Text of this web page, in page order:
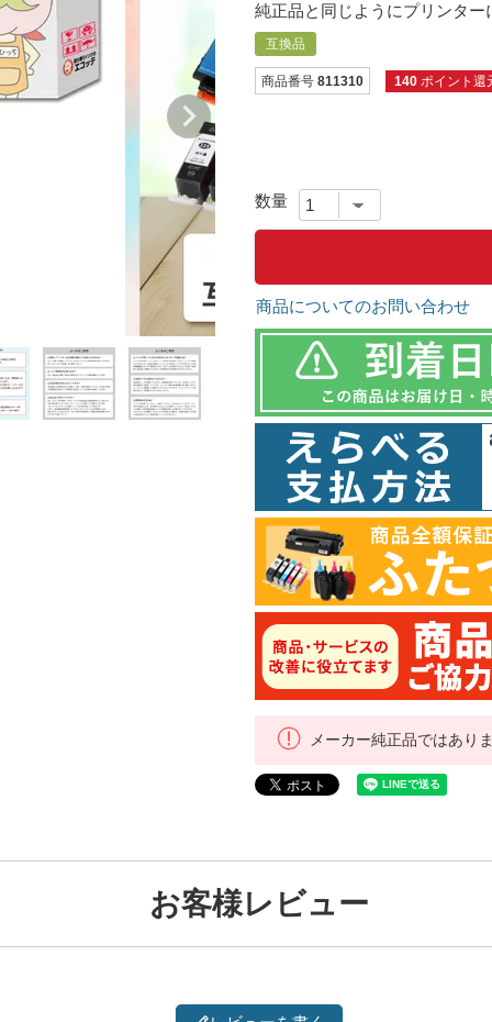
純正品と同じようにプリンター
互換品
商品番号 811310 140 ポイント還
商品についてのお問い合わせ
メーカー純正品ではあり
お客様レビュー